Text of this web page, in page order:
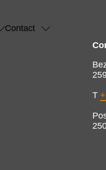
Contact
T